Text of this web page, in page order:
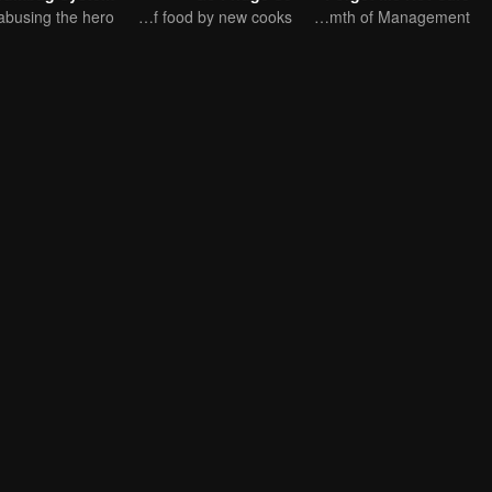
Huang Bo and Song Zuer Zhang Yuankun's Warmth of Management
Let's start the recreation of food by new cooks!